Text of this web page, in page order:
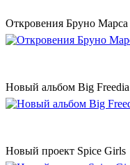
Откровения Бруно Марса
Новый альбом Big Freedia
Новый проект Spice Girls